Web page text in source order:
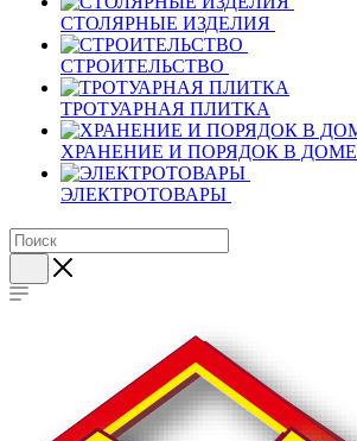
СТОЛЯРНЫЕ ИЗДЕЛИЯ
СТРОИТЕЛЬСТВО
ТРОТУАРНАЯ ПЛИТКА
ХРАНЕНИЕ И ПОРЯДОК В ДОМЕ
ЭЛЕКТРОТОВАРЫ